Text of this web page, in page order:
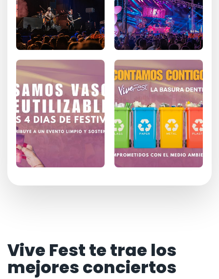
Vive Fest te trae los
mejores conciertos